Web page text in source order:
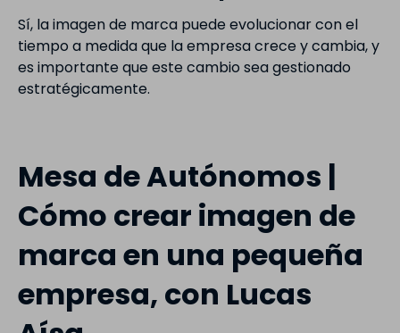
Sí, la imagen de marca puede evolucionar con el
tiempo a medida que la empresa crece y cambia, y
es importante que este cambio sea gestionado
estratégicamente.
Mesa de Autónomos |
Cómo crear imagen de
marca en una pequeña
empresa, con Lucas